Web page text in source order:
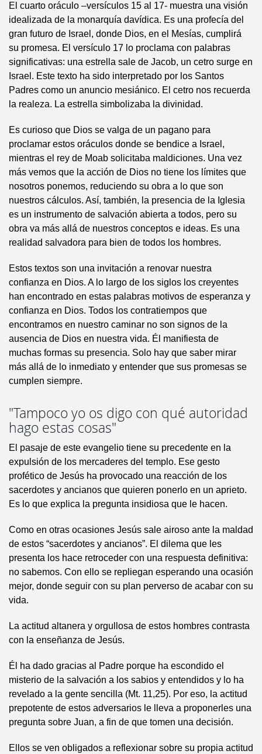
El cuarto oráculo –versículos 15 al 17- muestra una visión
idealizada de la monarquía davídica. Es una profecía del
gran futuro de Israel, donde Dios, en el Mesías, cumplirá
su promesa. El versículo 17 lo proclama con palabras
significativas: una estrella sale de Jacob, un cetro surge en
Israel. Este texto ha sido interpretado por los Santos
Padres como un anuncio mesiánico. El cetro nos recuerda
la realeza. La estrella simbolizaba la divinidad.
Es curioso que Dios se valga de un pagano para
proclamar estos oráculos donde se bendice a Israel,
mientras el rey de Moab solicitaba maldiciones. Una vez
más vemos que la acción de Dios no tiene los límites que
nosotros ponemos, reduciendo su obra a lo que son
nuestros cálculos. Así, también, la presencia de la Iglesia
es un instrumento de salvación abierta a todos, pero su
obra va más allá de nuestros conceptos e ideas. Es una
realidad salvadora para bien de todos los hombres.
Estos textos son una invitación a renovar nuestra
confianza en Dios. A lo largo de los siglos los creyentes
han encontrado en estas palabras motivos de esperanza y
confianza en Dios. Todos los contratiempos que
encontramos en nuestro caminar no son signos de la
ausencia de Dios en nuestra vida. Él manifiesta de
muchas formas su presencia. Solo hay que saber mirar
más allá de lo inmediato y entender que sus promesas se
cumplen siempre.
"Tampoco yo os digo con qué autoridad
hago estas cosas"
El pasaje de este evangelio tiene su precedente en la
expulsión de los mercaderes del templo. Ese gesto
profético de Jesús ha provocado una reacción de los
sacerdotes y ancianos que quieren ponerlo en un aprieto.
Es lo que explica la pregunta insidiosa que le hacen.
Como en otras ocasiones Jesús sale airoso ante la maldad
de estos “sacerdotes y ancianos”. El dilema que les
presenta los hace retroceder con una respuesta definitiva:
no sabemos. Con ello se repliegan esperando una ocasión
mejor, donde seguir con su plan perverso de acabar con su
vida.
La actitud altanera y orgullosa de estos hombres contrasta
con la enseñanza de Jesús.
Él ha dado gracias al Padre porque ha escondido el
misterio de la salvación a los sabios y entendidos y lo ha
revelado a la gente sencilla (Mt. 11,25). Por eso, la actitud
prepotente de estos adversarios le lleva a proponerles una
pregunta sobre Juan, a fin de que tomen una decisión.
Ellos se ven obligados a reflexionar sobre su propia actitud